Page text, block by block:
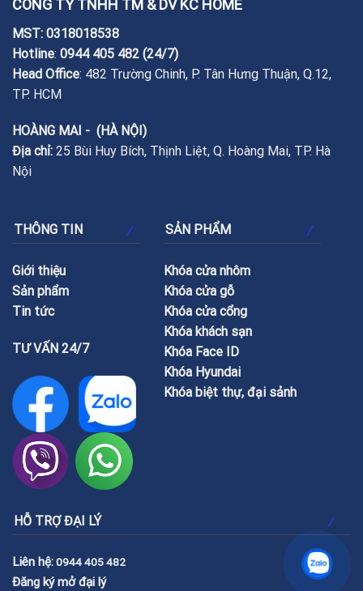
CÔNG TY TNHH TM & DV KC HOME
MST: 0318018538
Hotline: 0944 405 482 (24/7)
Head Office: 482 Trường Chinh, P. Tân Hưng Thuận, Q.12,
TP. HCM
HOÀNG MAI - (HÀ NỘI)
Địa chỉ: 25 Bùi Huy Bích, Thịnh Liệt, Q. Hoàng Mai, TP. Hà
Nội
THÔNG TIN
Giới thiệu
Sản phẩm
Tin tức
TƯ VẤN 24/7
SẢN PHẨM
Khóa cửa nhôm
Khóa cửa gỗ
Khóa cửa cổng
Khóa khách sạn
Khóa Face ID
Khóa Hyundai
Khóa biệt thự, đại sảnh
HỖ TRỢ ĐẠI LÝ
Liên hệ:0944 405 482
Đăng ký mở đại lý